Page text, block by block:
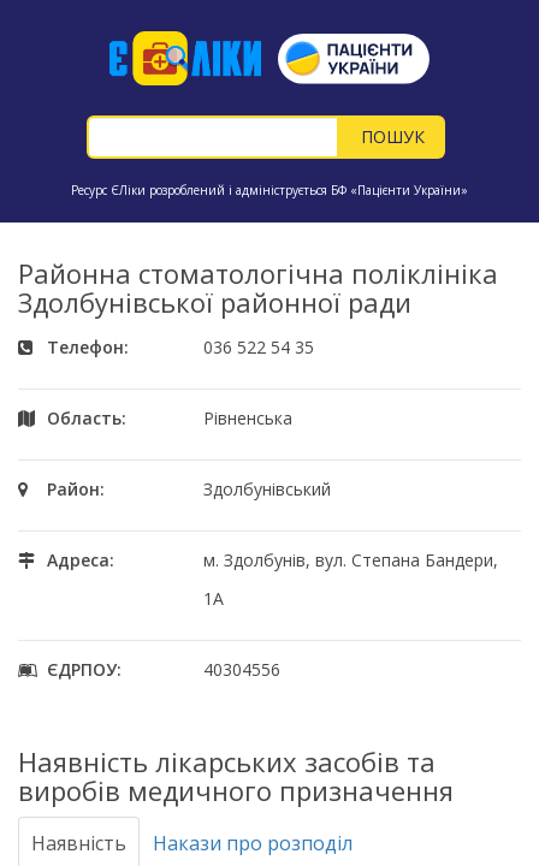
Ресурс ЄЛіки розроблений і адмініструється БФ «Пацієнти України»
Районна стоматологічна поліклініка
Здолбунівської районної ради
Телефон: 036 522 54 35
Область: Рівненська
Район: Здолбунівський
Адреса:
м. Здолбунів, вул. Степана Бандери,
1А
ЄДРПОУ: 40304556
Наявність лікарських засобів та
виробів медичного призначення
Наявність Накази про розподіл